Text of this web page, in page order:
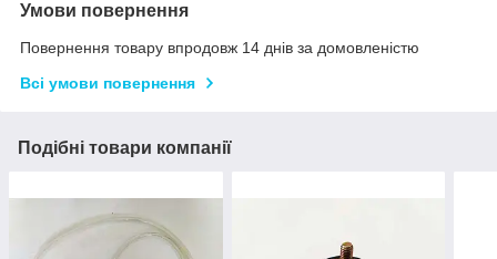
Умови повернення
Повернення товару впродовж 14 днів за домовленістю
Всі умови повернення
Подібні товари компанії